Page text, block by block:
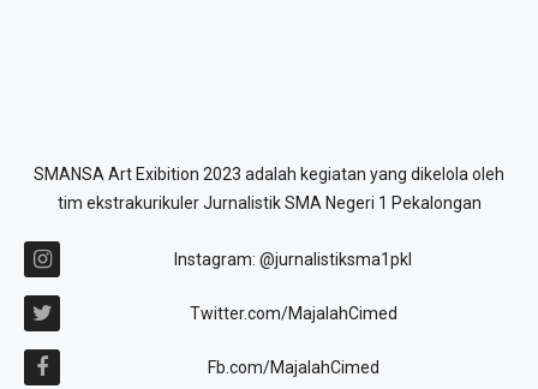
SMANSA Art Exibition 2023 adalah kegiatan yang dikelola oleh
tim ekstrakurikuler Jurnalistik SMA Negeri 1 Pekalongan
Instagram: @jurnalistiksma1pkl
Twitter.com/MajalahCimed
Fb.com/MajalahCimed